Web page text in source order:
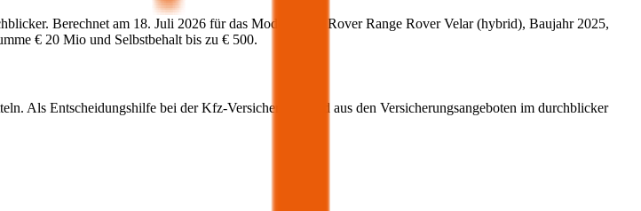
Berechnet am 18. Juli 2026 für das Modell Land Rover Range Rover Velar(hybrid), Baujahr 2025,
€ 20 Mio und Selbstbehalt bis zu € 500.
Als Entscheidungshilfe bei der Kfz-Versicherung wird aus den Versicherungsangeboten im durchblicker